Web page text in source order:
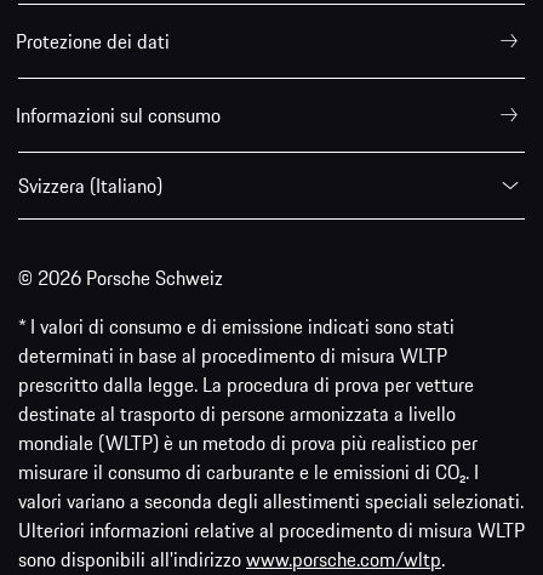
Protezione dei dati
Informazioni sul consumo
Svizzera (Italiano)
© 2026 Porsche Schweiz
* I valori di consumo e di emissione indicati sono stati
determinati in base al procedimento di misura WLTP
prescritto dalla legge. La procedura di prova per vetture
destinate al trasporto di persone armonizzata a livello
mondiale (WLTP) è un metodo di prova più realistico per
misurare il consumo di carburante e le emissioni di CO₂. I
valori variano a seconda degli allestimenti speciali selezionati.
Ulteriori informazioni relative al procedimento di misura WLTP
sono disponibili all'indirizzowww.porsche.com/wltp.